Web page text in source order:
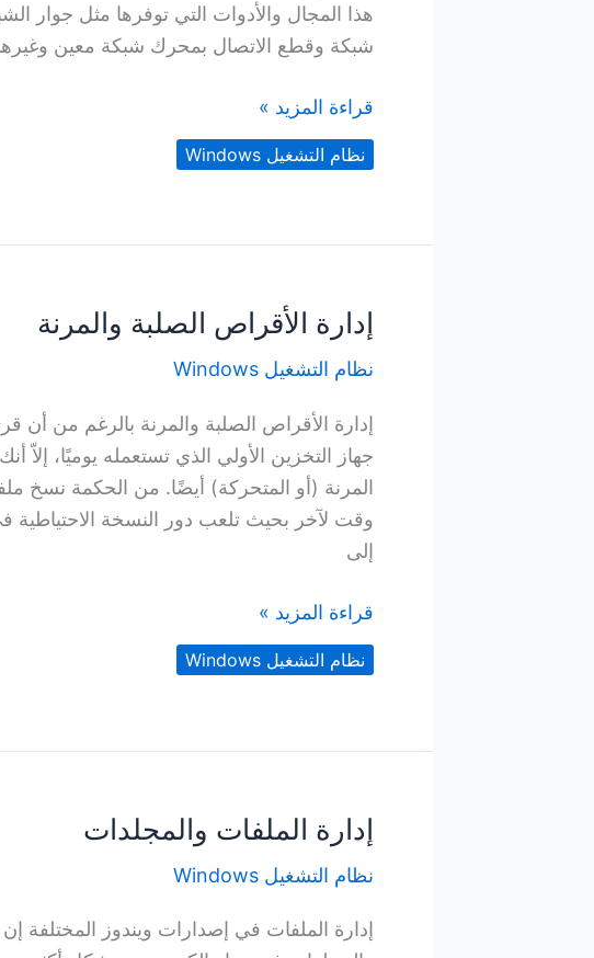
هذا المجال والأدوات التي توفرها مثل جوار
شبكة وقطع الاتصال بمحرك شبكة معين
مشاركة
المعلومات
بين
قراءة المزيد »
نظام التشغيل Windows
إدارة الأقراص الصلبة والمرنة
نظام التشغيل Windows
إدارة الأقراص الصلبة والمرنة بالرغم من
جهاز التخزين الأولي الذي تستعمله يوميًا،
المرنة (أو المتحركة) أيضًا. من الحكمة
وقت لآخر بحيث تلعب دور النسخة الاحتياطية
إلى
إدارة
الأقراص
الصلبة
قراءة المزيد »
نظام التشغيل Windows
إدارة الملفات والمجلدات
نظام التشغيل Windows
إدارة الملفات في إصدارات ويندوز المختلفة